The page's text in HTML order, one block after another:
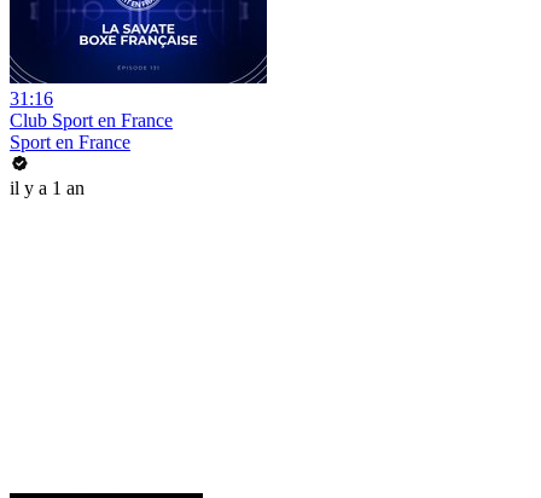
31:16
Club Sport en France
Sport en France
il y a 1 an